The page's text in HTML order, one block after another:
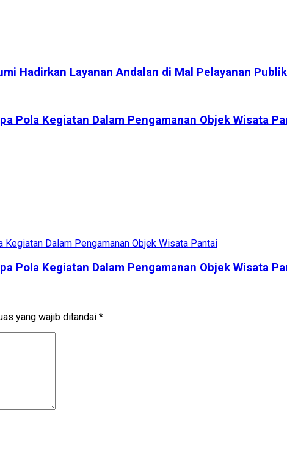
Hadirkan Layanan Andalan di Mal Pelayanan Publik
Pola Kegiatan Dalam Pengamanan Objek Wisata
Pola Kegiatan Dalam Pengamanan Objek Wisata
yang wajib ditandai *